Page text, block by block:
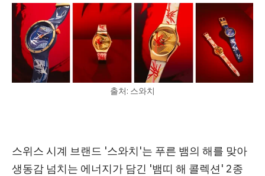
출처: 스와치
스위스 시계 브랜드 '스와치'는 푸른 뱀의 해를 맞아
생동감 넘치는 에너지가 담긴 '뱀띠 해 콜렉션' 2종